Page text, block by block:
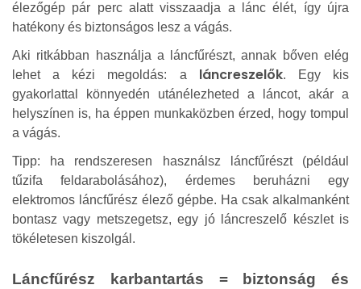
élezőgép pár perc alatt visszaadja a lánc élét, így újra
hatékony és biztonságos lesz a vágás.
Aki ritkábban használja a láncfűrészt, annak bőven elég
lehet a kézi megoldás: a láncreszelők. Egy kis
gyakorlattal könnyedén utánélezheted a láncot, akár a
helyszínen is, ha éppen munkaközben érzed, hogy tompul
a vágás.
Tipp: ha rendszeresen használsz láncfűrészt (például
tűzifa feldarabolásához), érdemes beruházni egy
elektromos láncfűrész élező gépbe. Ha csak alkalmanként
bontasz vagy metszegetsz, egy jó láncreszelő készlet is
tökéletesen kiszolgál.
Láncfűrész karbantartás = biztonság és